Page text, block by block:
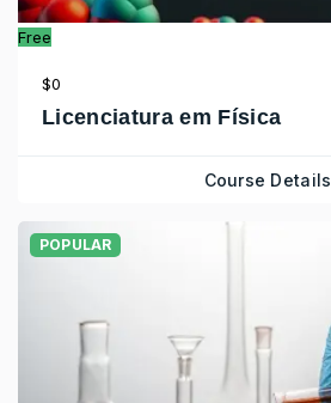
Free
$0
Licenciatura em Física
Course Details
POPULAR